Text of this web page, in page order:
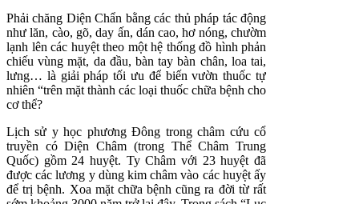
Phải chăng Diện Chẩn bằng các thủ pháp tác động
như lăn, cào, gõ, day ấn, dán cao, hơ nóng, chườm
lạnh lên các huyệt theo một hệ thống đồ hình phản
chiếu vùng mặt, da đầu, bàn tay bàn chân, loa tai,
lưng… là giải pháp tối ưu để biến vườn thuốc tự
nhiên “trên mặt thành các loại thuốc chữa bệnh cho
cơ thể?
Lịch sử y học phương Đông trong châm cứu cổ
truyền có Diện Châm (trong Thể Châm Trung
Quốc) gồm 24 huyệt. Ty Châm với 23 huyệt đã
được các lương y dùng kim châm vào các huyệt ấy
để trị bệnh. Xoa mặt chữa bệnh cũng ra đời từ rất